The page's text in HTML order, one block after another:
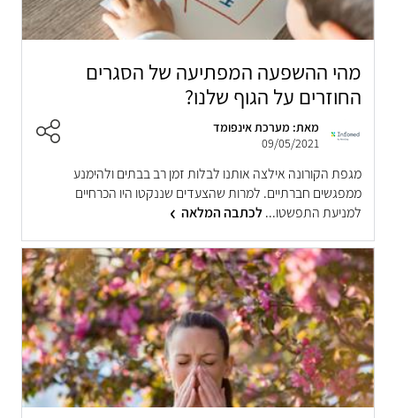
מהי ההשפעה המפתיעה של הסגרים
החוזרים על הגוף שלנו?
מאת: מערכת אינפומד
09/05/2021
מגפת הקורונה אילצה אותנו לבלות זמן רב בבתים ולהימנע
ממפגשים חברתיים. למרות שהצעדים שננקטו היו הכרחיים
למניעת התפשטו...לכתבה המלאה